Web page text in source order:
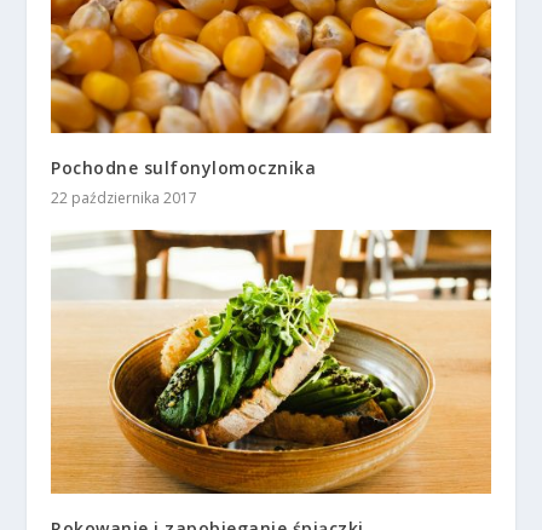
Pochodne sulfonylomocznika
22 października 2017